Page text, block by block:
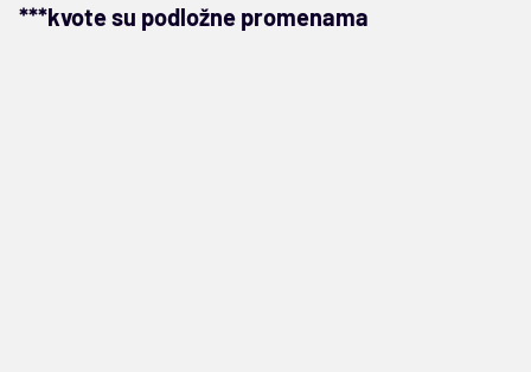
***kvote su podložne promenama